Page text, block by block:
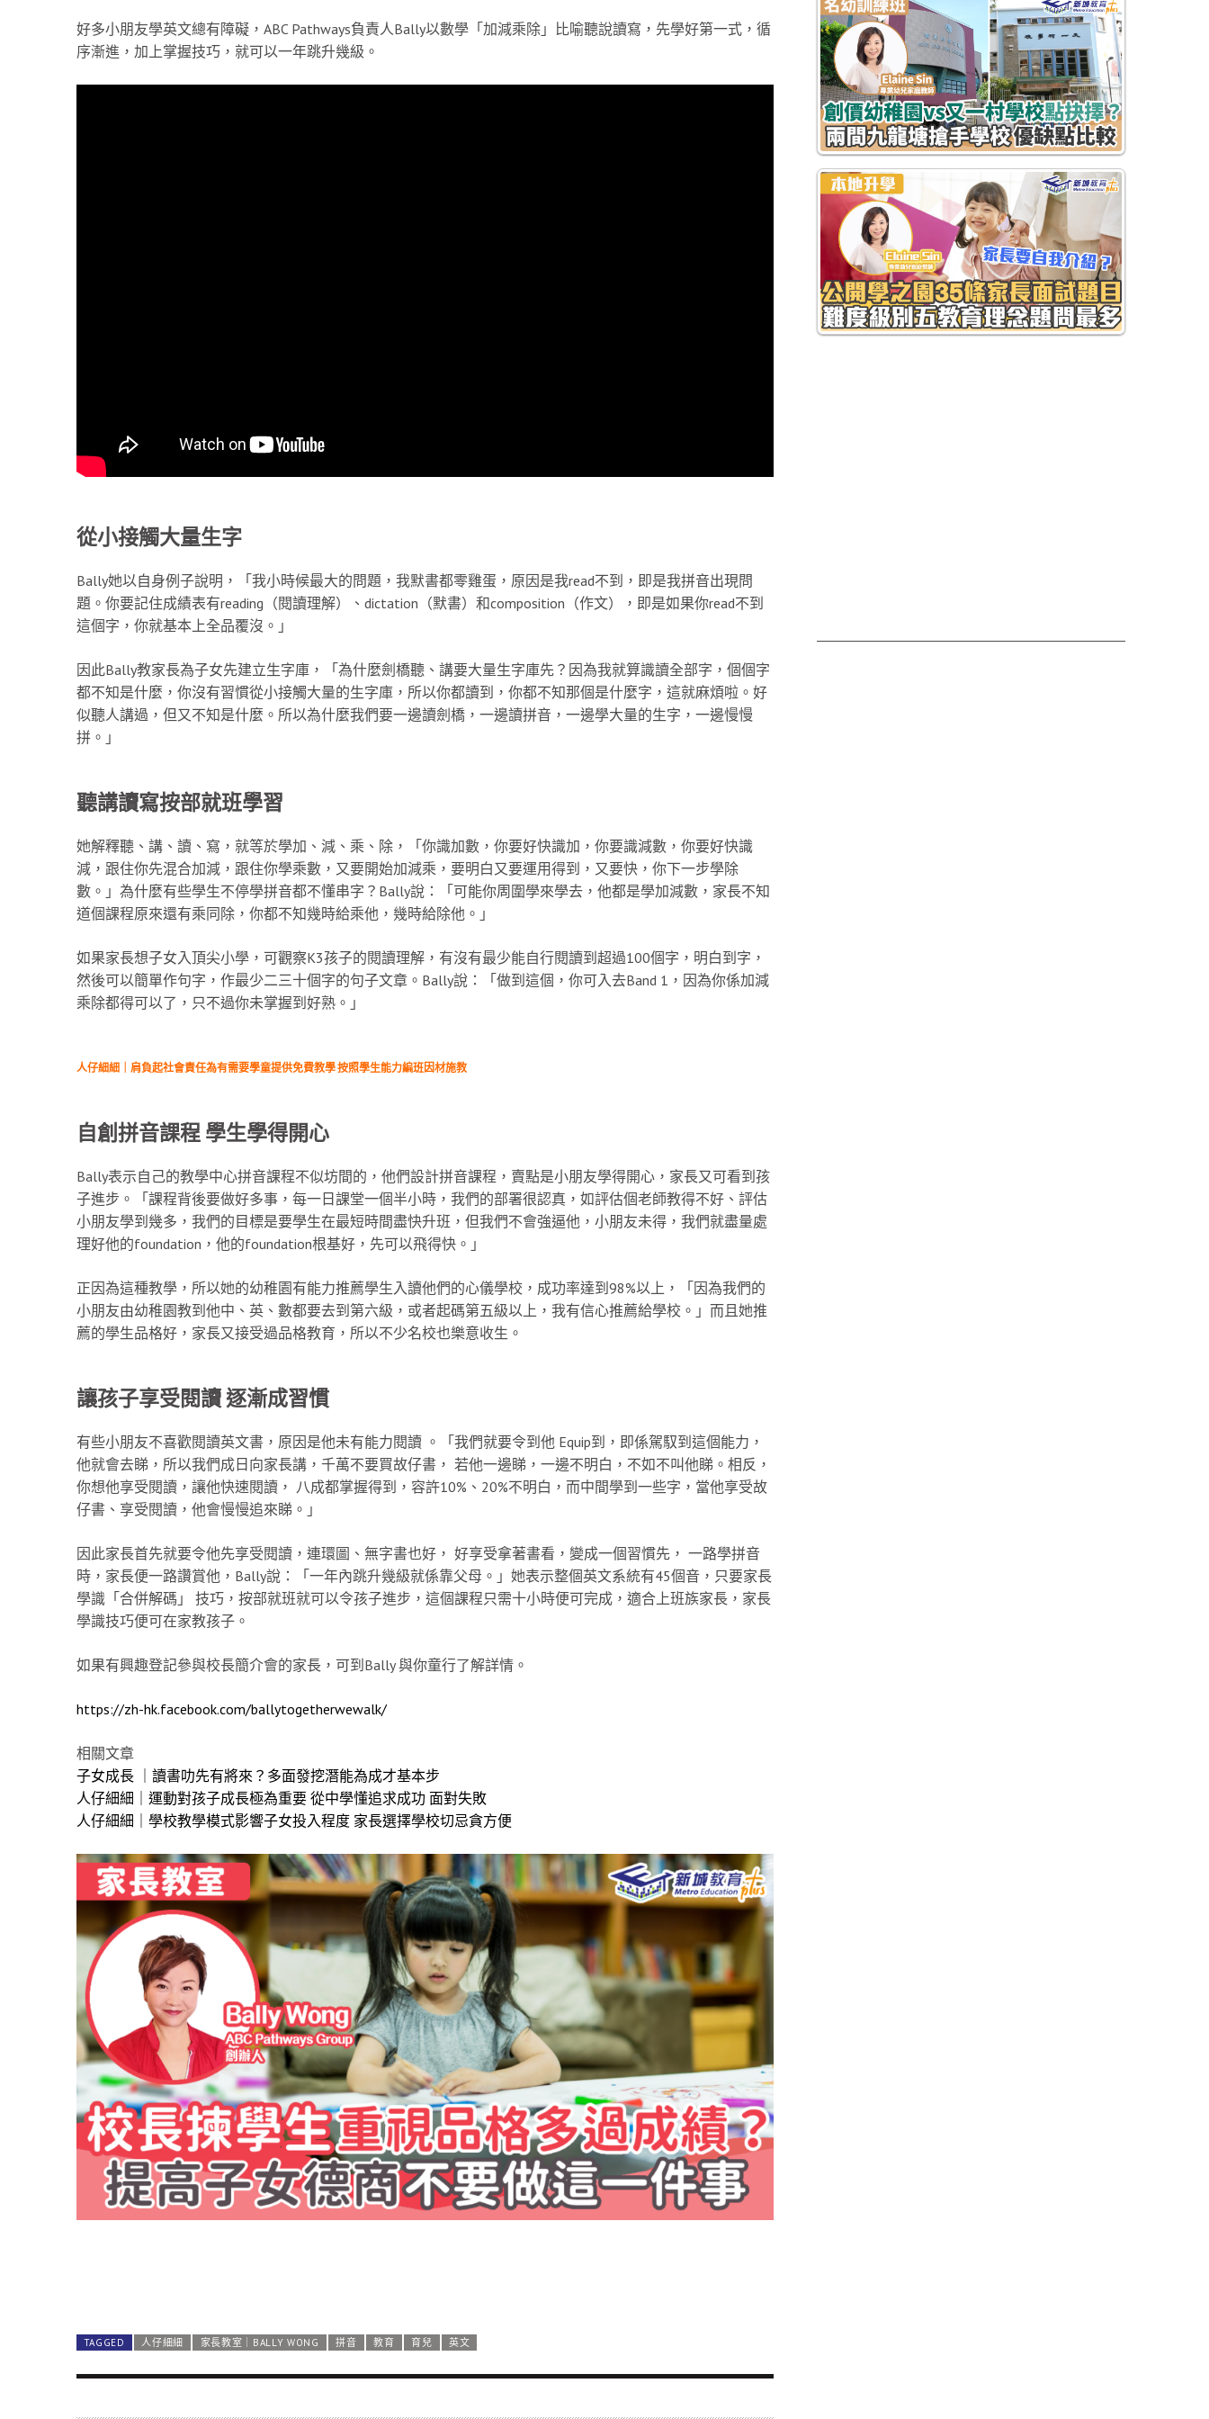
好多小朋友學英文總有障礙，ABC Pathways負責人Bally以數學「加減乘除」比喻聽說讀寫，先學好第一式，循
序漸進，加上掌握技巧，就可以一年跳升幾級。
從小接觸大量生字
Bally她以自身例子說明，「我小時候最大的問題，我默書都零雞蛋，原因是我read不到，即是我拼音出現問
題。你要記住成績表有reading（閱讀理解）、dictation（默書）和composition（作文），即是如果你read不到
這個字，你就基本上全品覆沒。」
因此Bally教家長為子女先建立生字庫，「為什麼劍橋聽、講要大量生字庫先？因為我就算識讀全部字，個個字
都不知是什麼，你沒有習慣從小接觸大量的生字庫，所以你都讀到，你都不知那個是什麼字，這就麻煩啦。好
似聽人講過，但又不知是什麼。所以為什麼我們要一邊讀劍橋，一邊讀拼音，一邊學大量的生字，一邊慢慢
拼。」
聽講讀寫按部就班學習
她解釋聽、講、讀、寫，就等於學加、減、乘、除，「你識加數，你要好快識加，你要識減數，你要好快識
減，跟住你先混合加減，跟住你學乘數，又要開始加減乘，要明白又要運用得到，又要快，你下一步學除
數。」為什麼有些學生不停學拼音都不懂串字？Bally說：「可能你周圍學來學去，他都是學加減數，家長不知
道個課程原來還有乘同除，你都不知幾時給乘他，幾時給除他。」
如果家長想子女入頂尖小學，可觀察K3孩子的閱讀理解，有沒有最少能自行閱讀到超過100個字，明白到字，
然後可以簡單作句字，作最少二三十個字的句子文章。Bally說：「做到這個，你可入去Band 1，因為你係加減
乘除都得可以了，只不過你未掌握到好熟。」
人仔細細｜肩負起社會責任為有需要學童提供免費教學 按照學生能力編班因材施教
自創拼音課程 學生學得開心
Bally表示自己的教學中心拼音課程不似坊間的，他們設計拼音課程，賣點是小朋友學得開心，家長又可看到孩
子進步。「課程背後要做好多事，每一日課堂一個半小時，我們的部署很認真，如評估個老師教得不好、評估
小朋友學到幾多，我們的目標是要學生在最短時間盡快升班，但我們不會強逼他，小朋友未得，我們就盡量處
理好他的foundation，他的foundation根基好，先可以飛得快。」
正因為這種教學，所以她的幼稚園有能力推薦學生入讀他們的心儀學校，成功率達到98%以上，「因為我們的
小朋友由幼稚園教到他中、英、數都要去到第六級，或者起碼第五級以上，我有信心推薦給學校。」而且她推
薦的學生品格好，家長又接受過品格教育，所以不少名校也樂意收生。
讓孩子享受閱讀 逐漸成習慣
有些小朋友不喜歡閱讀英文書，原因是他未有能力閱讀 。「我們就要令到他 Equip到，即係駕馭到這個能力，
他就會去睇，所以我們成日向家長講，千萬不要買故仔書， 若他一邊睇，一邊不明白，不如不叫他睇。相反，
你想他享受閱讀，讓他快速閱讀， 八成都掌握得到，容許10%、20%不明白，而中間學到一些字，當他享受故
仔書、享受閱讀，他會慢慢追來睇。」
因此家長首先就要令他先享受閱讀，連環圖、無字書也好， 好享受拿著書看，變成一個習慣先， 一路學拼音
時，家長便一路讚賞他，Bally說：「一年內跳升幾級就係靠父母。」她表示整個英文系統有45個音，只要家長
學識「合併解碼」 技巧，按部就班就可以令孩子進步，這個課程只需十小時便可完成，適合上班族家長，家長
學識技巧便可在家教孩子。
如果有興趣登記參與校長簡介會的家長，可到Bally 與你童行了解詳情。
https://zh-hk.facebook.com/ballytogetherwewalk/
相關文章
子女成長 ｜讀書叻先有將來？多面發挖潛能為成才基本步
人仔細細｜運動對孩子成長極為重要 從中學懂追求成功 面對失敗
人仔細細｜學校教學模式影響子女投入程度 家長選擇學校切忌貪方便
TAGGED 人仔細細 家長教室｜BALLY WONG 拼音 教育 育兒 英文